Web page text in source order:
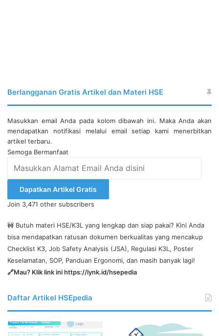
Berlangganan Gratis Artikel dan Materi HSE
Masukkan email Anda pada kolom dibawah ini. Maka Anda akan
mendapatkan notifikasi melalui email setiap kami menerbitkan
artikel terbaru.
Semoga Bermanfaat
Alamat
Anda
disini
Dapatkan Artikel Gratis
Join 3,471 other subscribers
🚧 Butuh materi HSE/K3L yang lengkap dan siap pakai? Kini Anda
bisa mendapatkan ratusan dokumen berkualitas yang mencakup
Checklist K3, Job Safety Analysis (JSA), Regulasi K3L, Poster
Keselamatan, SOP, Panduan Ergonomi, dan masih banyak lagi!
🔗Mau? Klik link inihttps://lynk.id/hsepedia
Daftar Artikel HSEpedia